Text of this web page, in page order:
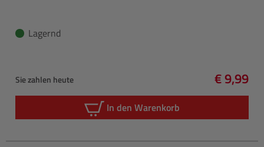
Lagernd
Sie zahlen heute € 9,99
In den Warenkorb